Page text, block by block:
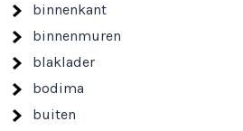
binnenkant
binnenmuren
blaklader
bodima
buiten